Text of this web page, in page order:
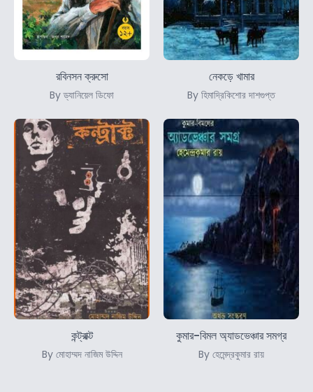
রবিনসন ক্রুসো
By ড্যানিয়েল ডিফো
নেকড়ে খামার
By হিমাদ্রিকিশোর দাশগুপ্ত
কন্ট্রাক্ট
By মোহাম্মদ নাজিম উদ্দিন
কুমার-বিমল অ্যাডভেঞ্চার সমগ্র
By হেমেন্দ্রকুমার রায়